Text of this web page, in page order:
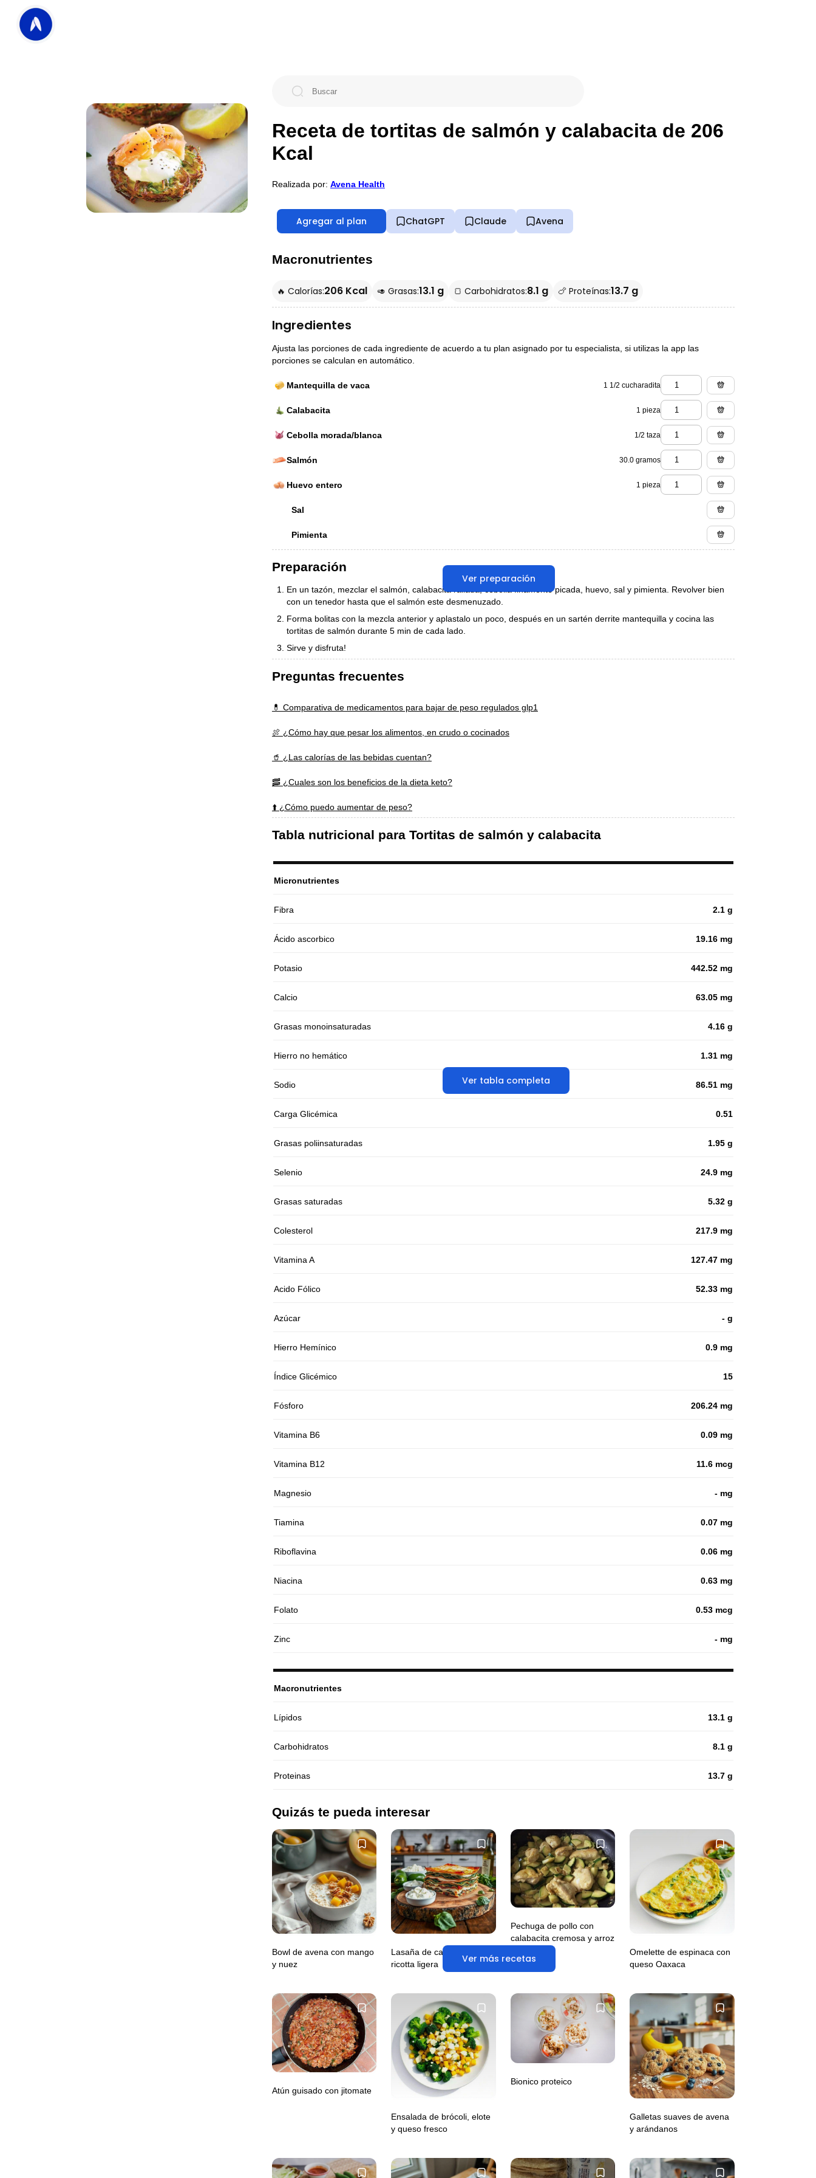
Receta de tortitas de salmón y calabacita de 206
Kcal
Realizada por: Avena Health
Agregar al plan ChatGPT Claude Avena
Macronutrientes
🔥 Calorías:206 Kcal 🥑 Grasas:13.1 g 🍞 Carbohidratos:8.1 g 🍗 Proteínas:13.7 g
Ingredientes
Ajusta las porciones de cada ingrediente de acuerdo a tu plan asignado por tu especialista, si utilizas la app las
porciones se calculan en automático.
Mantequilla de vaca 1 1/2 cucharadita
Calabacita 1 pieza
Cebolla morada/blanca 1/2 taza
Salmón 30.0 gramos
Huevo entero 1 pieza
Sal
Pimienta
Ver preparación
Preparación
En un tazón, mezclar el salmón, calabacita rallada, cebolla finamente picada, huevo, sal y pimienta. Revolver bien
con un tenedor hasta que el salmón este desmenuzado.
Forma bolitas con la mezcla anterior y aplastalo un poco, después en un sartén derrite mantequilla y cocina las
tortitas de salmón durante 5 min de cada lado.
Sirve y disfruta!
Preguntas frecuentes
💊 Comparativa de medicamentos para bajar de peso regulados glp1
🍖 ¿Cómo hay que pesar los alimentos, en crudo o cocinados
🥤 ¿Las calorías de las bebidas cuentan?
🥓 ¿Cuales son los beneficios de la dieta keto?
⬆️ ¿Cómo puedo aumentar de peso?
Tabla nutricional para Tortitas de salmón y calabacita
Ver tabla completa
Micronutrientes
Fibra 2.1 g
Ácido ascorbico 19.16 mg
Potasio 442.52 mg
Calcio 63.05 mg
Grasas monoinsaturadas 4.16 g
Hierro no hemático 1.31 mg
Sodio 86.51 mg
Carga Glicémica 0.51
Grasas poliinsaturadas 1.95 g
Selenio 24.9 mg
Grasas saturadas 5.32 g
Colesterol 217.9 mg
Vitamina A 127.47 mg
Acido Fólico 52.33 mg
Azúcar - g
Hierro Hemínico 0.9 mg
Índice Glicémico 15
Fósforo 206.24 mg
Vitamina B6 0.09 mg
Vitamina B12 11.6 mcg
Magnesio - mg
Tiamina 0.07 mg
Riboflavina 0.06 mg
Niacina 0.63 mg
Folato 0.53 mcg
Zinc - mg
Macronutrientes
Lípidos 13.1 g
Carbohidratos 8.1 g
Proteinas 13.7 g
Quizás te pueda interesar
Ver más recetas
Bowl de avena con mango
y nuez
Lasaña de calabacita con
ricotta ligera
Pechuga de pollo con
calabacita cremosa y arroz
Omelette de espinaca con
queso Oaxaca
Atún guisado con jitomate
Ensalada de brócoli, elote
y queso fresco
Bionico proteico
Galletas suaves de avena
y arándanos